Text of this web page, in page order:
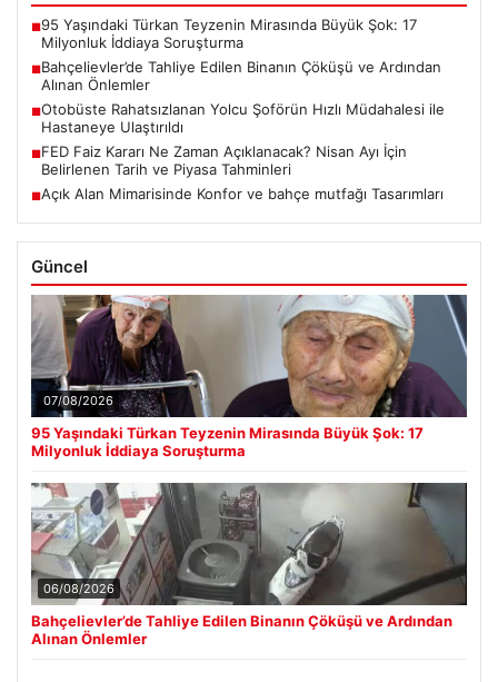
■95 Yaşındaki Türkan Teyzenin Mirasında Büyük Şok: 17
Milyonluk İddiaya Soruşturma
■Bahçelievler’de Tahliye Edilen Binanın Çöküşü ve Ardından
Alınan Önlemler
■Otobüste Rahatsızlanan Yolcu Şoförün Hızlı Müdahalesi ile
Hastaneye Ulaştırıldı
■FED Faiz Kararı Ne Zaman Açıklanacak? Nisan Ayı İçin
Belirlenen Tarih ve Piyasa Tahminleri
■Açık Alan Mimarisinde Konfor ve bahçe mutfağı Tasarımları
Güncel
07/08/2026
95 Yaşındaki Türkan Teyzenin Mirasında Büyük Şok: 17
Milyonluk İddiaya Soruşturma
06/08/2026
Bahçelievler’de Tahliye Edilen Binanın Çöküşü ve Ardından
Alınan Önlemler